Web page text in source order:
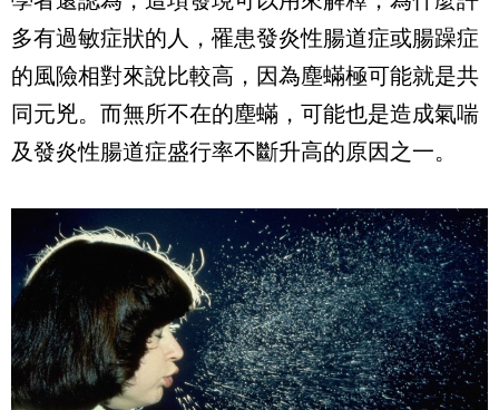
多有過敏症狀的人，罹患發炎性腸道症或腸躁症
的風險相對來說比較高，因為塵蟎極可能就是共
同元兇。而無所不在的塵蟎，可能也是造成氣喘
及發炎性腸道症盛行率不斷升高的原因之一。